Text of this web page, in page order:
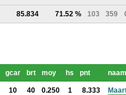
85.834 71.52 % 103 359
gcar brt moy hs pnt naam
10 40 0.250 1 8.333